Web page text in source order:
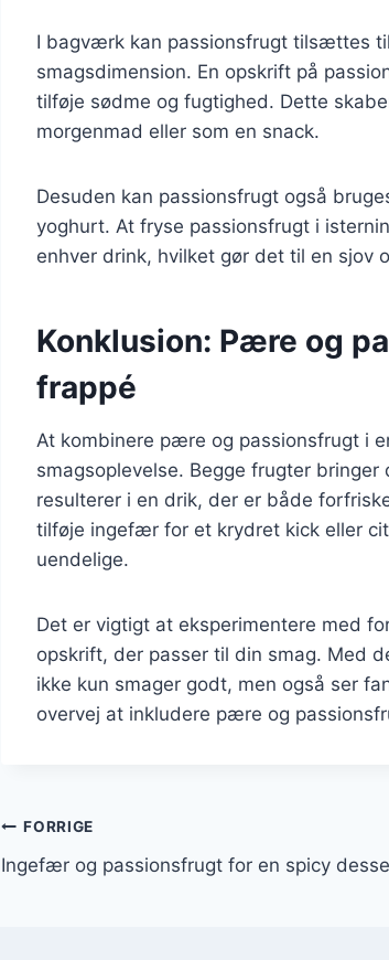
I bagværk kan passionsfrugt tilsættes
smagsdimension. En opskrift på
tilføje sødme og fugtighed. Dette
morgenmad eller som en snack.
Desuden kan passionsfrugt også
yoghurt. At fryse passionsfrugt i
enhver drink, hvilket gør det til en sjov
Konklusion: Pære og
frappé
At kombinere pære og passionsfrugt i
smagsoplevelse. Begge frugter
resulterer i en drik, der er både
tilføje ingefær for et krydret kick eller
uendelige.
Det er vigtigt at eksperimentere med
opskrift, der passer til din smag. Med
ikke kun smager godt, men også ser
overvej at inkludere pære og
Indlægsnavigation
FORRIGE
Ingefær og passionsfrugt for en spicy